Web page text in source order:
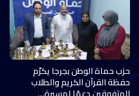
حزب حماة الوطن بجرجا يكرّم
حفظة القرآن الكريم والطلاب